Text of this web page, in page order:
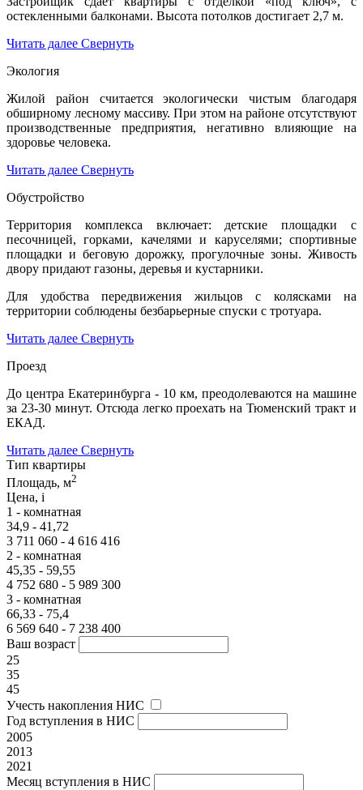
остекленными балконами. Высота потолков достигает 2,7 м.
Читать далее Свернуть
Экология
Жилой район считается экологически чистым благодаря
обширному лесному массиву. При этом на районе отсутствуют
производственные предприятия, негативно влияющие на
здоровье человека.
Читать далее Свернуть
Обустройство
Территория комплекса включает: детские площадки с
песочницей, горками, качелями и каруселями; спортивные
площадки и беговую дорожку, прогулочные зоны. Живость
двору придают газоны, деревья и кустарники.
Для удобства передвижения жильцов с колясками на
территории соблюдены безбарьерные спуски с тротуара.
Читать далее Свернуть
Проезд
До центра Екатеринбурга - 10 км, преодолеваются на машине
за 23-30 минут. Отсюда легко проехать на Тюменский тракт и
ЕКАД.
Читать далее Свернуть
Тип квартиры
Площадь, м2
Цена, i
1 - комнатная
34,9 - 41,72
3 711 060 - 4 616 416
2 - комнатная
45,35 - 59,55
4 752 680 - 5 989 300
3 - комнатная
66,33 - 75,4
6 569 640 - 7 238 400
Ваш возраст
25
35
45
Учесть накопления НИС
Год вступления в НИС
2005
2013
2021
Месяц вступления в НИС